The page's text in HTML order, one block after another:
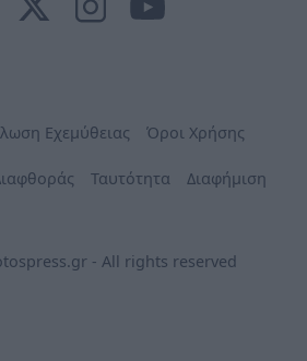
Εχεμύθειας Όροι Χρήσης
Ταυτότητα Διαφήμιση
- All rights reserved